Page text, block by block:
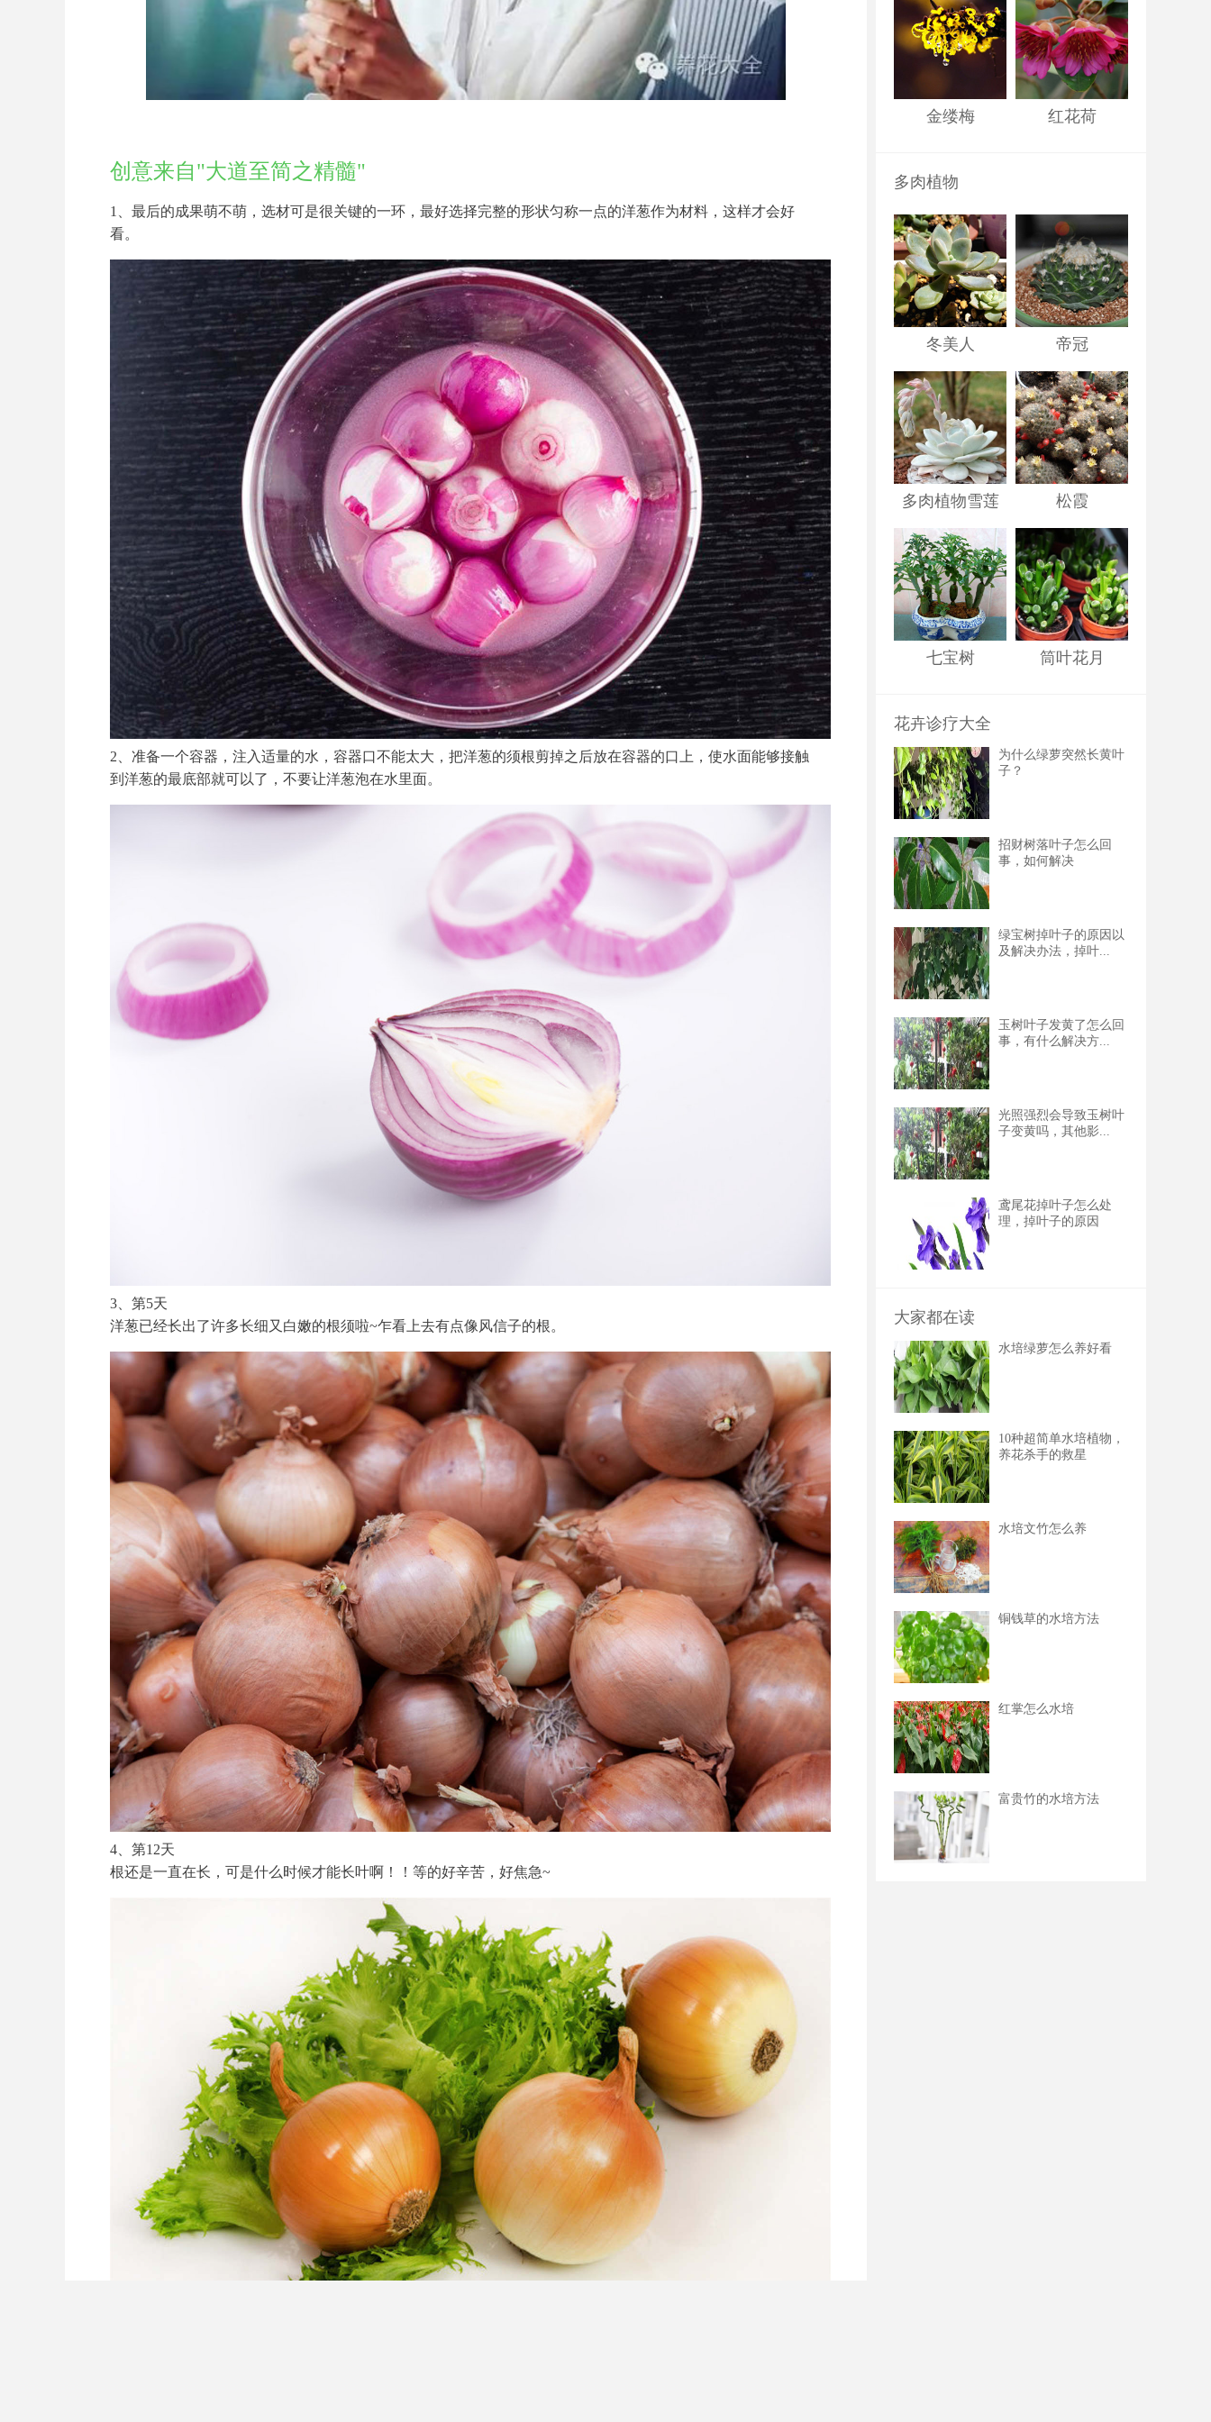
创意来自"大道至简之精髓"
1、最后的成果萌不萌，选材可是很关键的一环，最好选择完整的形状匀称一点的洋葱作为材料，这样才会好
看。
2、准备一个容器，注入适量的水，容器口不能太大，把洋葱的须根剪掉之后放在容器的口上，使水面能够接触
到洋葱的最底部就可以了，不要让洋葱泡在水里面。
3、第5天
洋葱已经长出了许多长细又白嫩的根须啦~乍看上去有点像风信子的根。
4、第12天
根还是一直在长，可是什么时候才能长叶啊！！等的好辛苦，好焦急~
金缕梅 红花荷
多肉植物
冬美人 帝冠
多肉植物雪莲 松霞
七宝树 筒叶花月
花卉诊疗大全
为什么绿萝突然长黄叶
子？
招财树落叶子怎么回
事，如何解决
绿宝树掉叶子的原因以
及解决办法，掉叶...
玉树叶子发黄了怎么回
事，有什么解决方...
光照强烈会导致玉树叶
子变黄吗，其他影...
鸢尾花掉叶子怎么处
理，掉叶子的原因
大家都在读
水培绿萝怎么养好看
10种超简单水培植物，
养花杀手的救星
水培文竹怎么养
铜钱草的水培方法
红掌怎么水培
富贵竹的水培方法